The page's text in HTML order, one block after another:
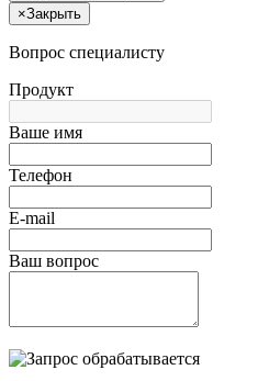
×Закрыть
Вопрос специалисту
Продукт
Ваше имя
Телефон
E-mail
Ваш вопрос